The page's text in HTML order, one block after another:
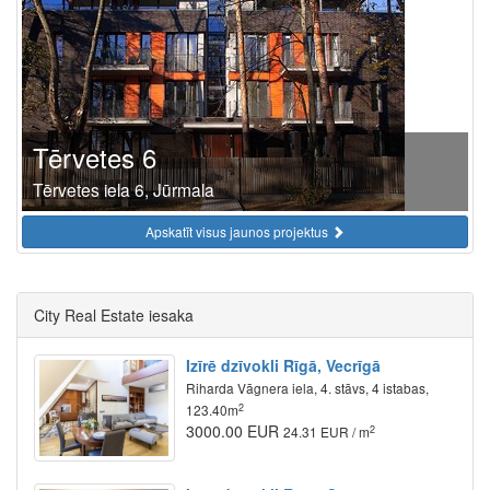
Tērvetes 6
Tērvetes iela 6, Jūrmala
Apskatīt visus jaunos projektus
City Real Estate iesaka
Izīrē dzīvokli Rīgā, Vecrīgā
Riharda Vāgnera iela, 4. stāvs, 4 istabas,
123.40m2
3000.00 EUR 24.31 EUR / m2